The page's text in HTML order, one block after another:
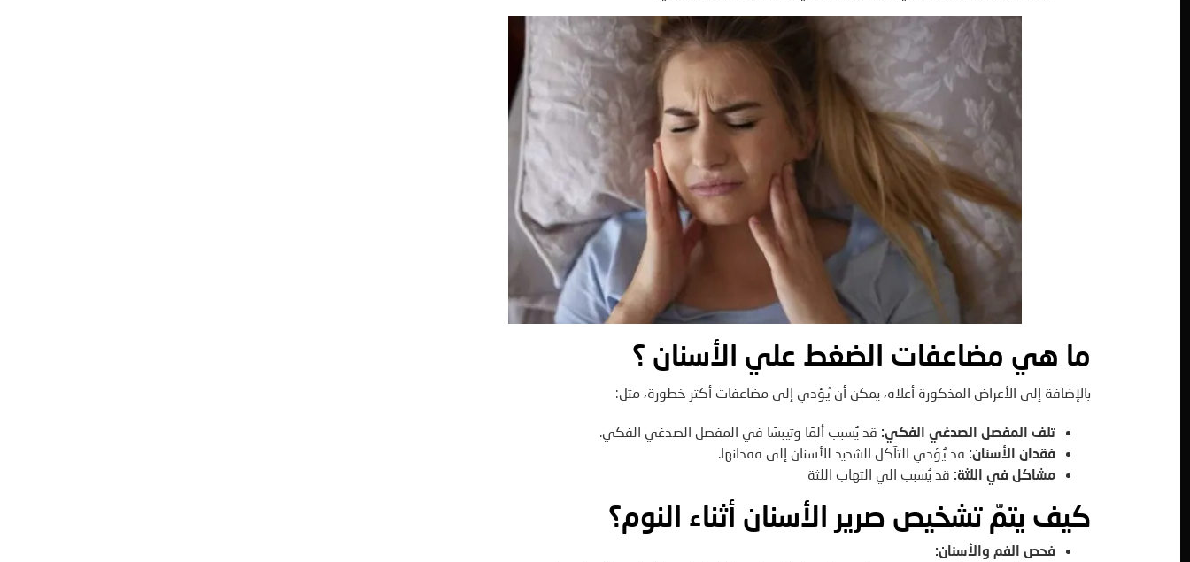
ما هي مضاعفات الضغط علي الأسنان ؟
بالإضافة إلى الأعراض المذكورة أعلاه، يمكن أن يُؤدي إلى مضاعفات أكثر خطورة، مثل:
تلف المفصل الصدغي الفكي: قد يُسبب ألمًا وتيبسًا في المفصل الصدغي الفكي.
فقدان الأسنان: قد يُؤدي التآكل الشديد للأسنان إلى فقدانها.
مشاكل في اللثة: قد يُسبب الي التهاب اللثة
كيف يتمّ تشخيص صرير الأسنان أثناء النوم؟
فحص الفم والأسنان: